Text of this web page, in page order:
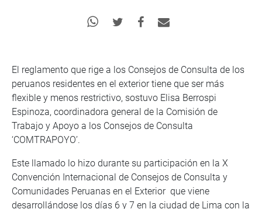
El reglamento que rige a los Consejos de Consulta de los
peruanos residentes en el exterior tiene que ser más
flexible y menos restrictivo, sostuvo Elisa Berrospi
Espinoza, coordinadora general de la Comisión de
Trabajo y Apoyo a los Consejos de Consulta
‘COMTRAPOYO’.
Este llamado lo hizo durante su participación en la X
Convención Internacional de Consejos de Consulta y
Comunidades Peruanas en el Exterior que viene
desarrollándose los días 6 y 7 en la ciudad de Lima con la